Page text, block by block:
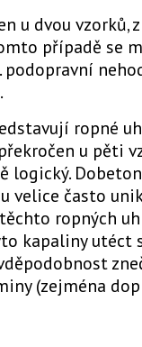
u dvou vzorků,
případě se
ropné
u pěti
logický.
velice často
ropných
kapaliny utéct
(zejména